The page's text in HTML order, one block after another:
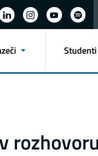
Studenti